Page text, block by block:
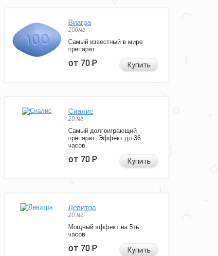
Виагра
100мг
Самый известный в мире
препарат
от 70Р Купить
Сиалис
20 мг
Самый долгоиграющий
препарат. Эффект до 36
часов.
от 70Р Купить
Левитра
20 мг
Мощный эффект на 5ть
часов.
от 70Р Купить